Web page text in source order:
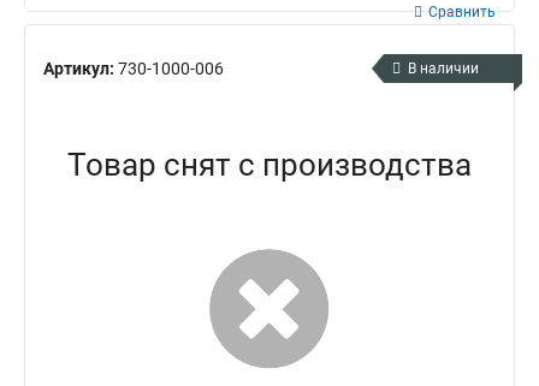
Артикул: 730-1000-006
Сравнить
В наличии
Товар снят с производства